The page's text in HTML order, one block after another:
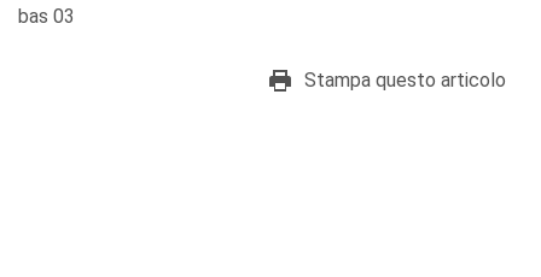
bas 03
Stampa questo articolo